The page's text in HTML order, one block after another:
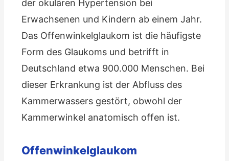
der okulären Hypertension bei
Erwachsenen und Kindern ab einem Jahr.
Das Offenwinkelglaukom ist die häufigste
Form des Glaukoms und betrifft in
Deutschland etwa 900.000 Menschen. Bei
dieser Erkrankung ist der Abfluss des
Kammerwassers gestört, obwohl der
Kammerwinkel anatomisch offen ist.
Offenwinkelglaukom